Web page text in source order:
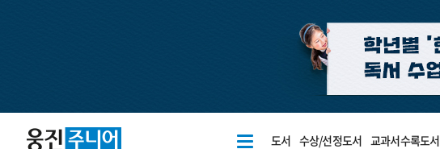
도서 수상/선정도서 교과서수록도서